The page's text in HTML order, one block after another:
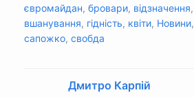
євромайдан, бровари, відзначення,
вшанування, гідність, квіти, Новини,
сапожко, свобда
Дмитро Карпій